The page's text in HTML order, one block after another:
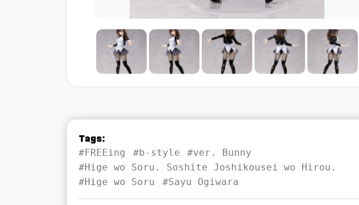
Tags:
#FREEing #b-style
#ver. Bunny
#Hige wo Soru. Soshite Joshikousei wo Hirou.
#Hige wo Soru
#Sayu Ogiwara